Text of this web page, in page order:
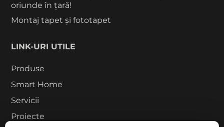
oriunde în țară!
Montaj tapet și fototapet
LINK-URI UTILE
Produse
Smart Home
Servicii
Proiecte